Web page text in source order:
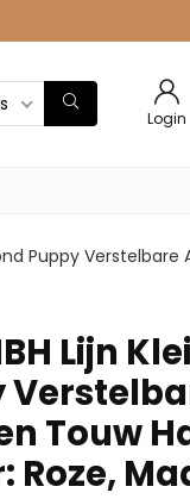
Login
Puppy
Lijn
Touw
Roze,